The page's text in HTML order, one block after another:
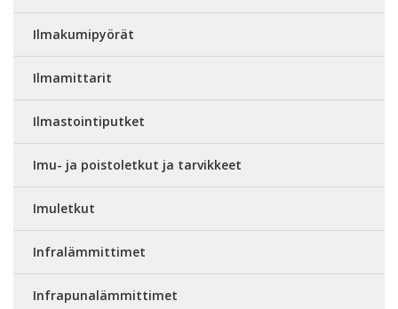
Ilmakumipyörät
Ilmamittarit
Ilmastointiputket
Imu- ja poistoletkut ja tarvikkeet
Imuletkut
Infralämmittimet
Infrapunalämmittimet